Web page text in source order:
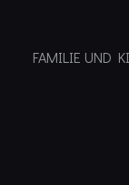
FAMILIE UND